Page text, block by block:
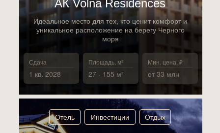
Отдых
Инвестиции
Отель
от 33 млн
Мин. цена, ₽
27 - 155 м²
Площадь, м²
1 кв. 2028
Сдача
Идеальное место для тех, кто ценит комфорт и
уникальное расположение на берегу Черного
моря
АК Volna Residences